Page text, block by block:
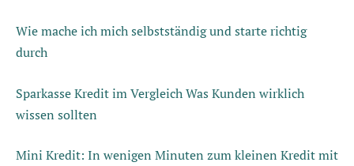
Wie mache ich mich selbstständig und starte richtig
durch
Sparkasse Kredit im Vergleich Was Kunden wirklich
wissen sollten
Mini Kredit: In wenigen Minuten zum kleinen Kredit mit